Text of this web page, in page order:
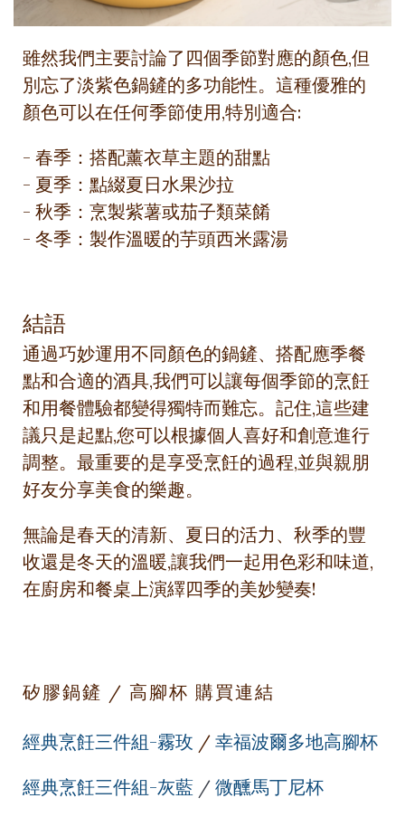
雖然我們主要討論了四個季節對應的顏色,但
別忘了淡紫色鍋鏟的多功能性。這種優雅的
顏色可以在任何季節使用,特別適合:
- 春季：搭配薰衣草主題的甜點
- 夏季：點綴夏日水果沙拉
- 秋季：烹製紫薯或茄子類菜餚
- 冬季：製作溫暖的芋頭西米露湯
結語
通過巧妙運用不同顏色的鍋鏟、搭配應季餐
點和合適的酒具,我們可以讓每個季節的烹飪
和用餐體驗都變得獨特而難忘。記住,這些建
議只是起點,您可以根據個人喜好和創意進行
調整。最重要的是享受烹飪的過程,並與親朋
好友分享美食的樂趣。
無論是春天的清新、夏日的活力、秋季的豐
收還是冬天的溫暖,讓我們一起用色彩和味道,
在廚房和餐桌上演繹四季的美妙變奏!
矽膠鍋鏟 / 高腳杯 購買連結
經典烹飪三件組-霧玫 / 幸福波爾多地高腳杯
經典烹飪三件組-灰藍 / 微醺馬丁尼杯